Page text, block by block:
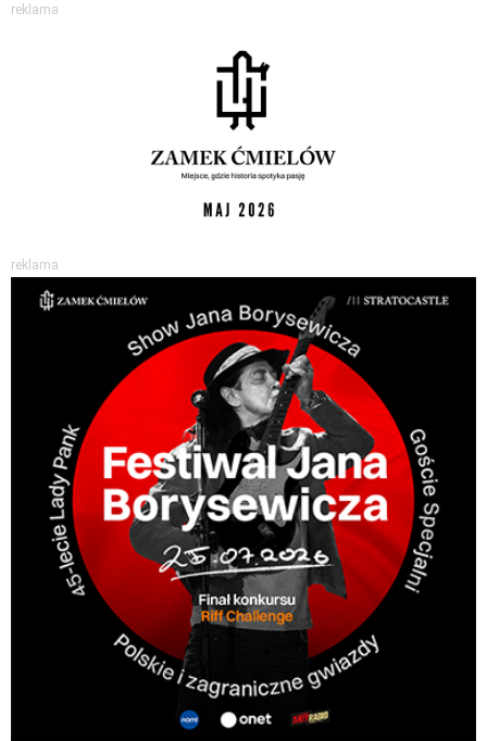
reklama
reklama